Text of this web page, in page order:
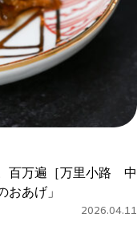
百万遍［万里小路 中
おあげ」
2026.04.11